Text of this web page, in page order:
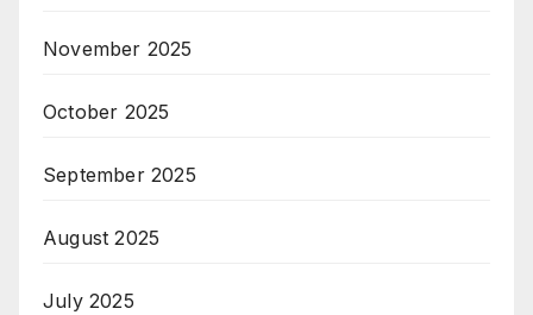
November 2025
October 2025
September 2025
August 2025
July 2025